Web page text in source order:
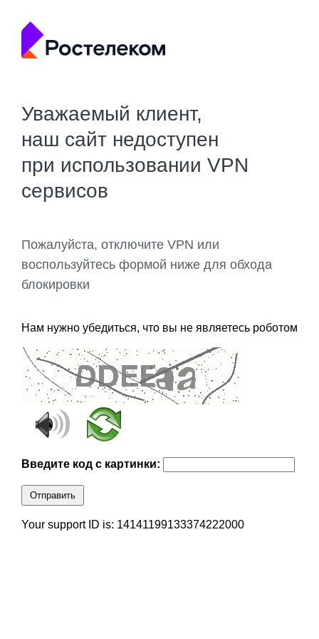
Уважаемый клиент,
наш сайт недоступен
при использовании VPN
сервисов
Пожалуйста, отключите VPN или
воспользуйтесь формой ниже для обхода
блокировки
Нам нужно убедиться, что вы не являетесь роботом
Введите код с картинки:
Отправить
Your support ID is: 14141199133374222000